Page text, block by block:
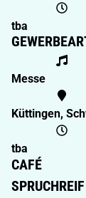
tba
Messe
Küttingen,
tba
CAFÉ
SPRUCHREIF